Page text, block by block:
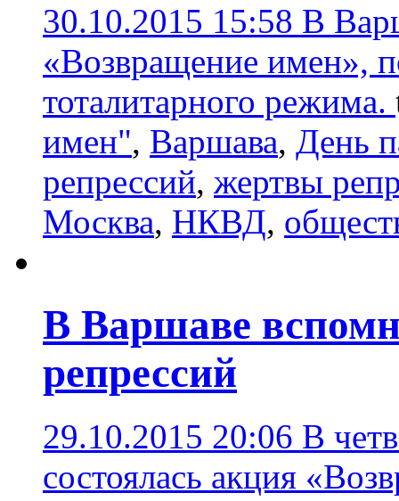
30.10.2015 15:58 В
«Возвращение имен»,
тоталитарного режима.
имен", Варшава, День
репрессий, жертвы
Москва, НКВД,
В Варшаве
репрессий
29.10.2015 20:06 В
состоялась акция